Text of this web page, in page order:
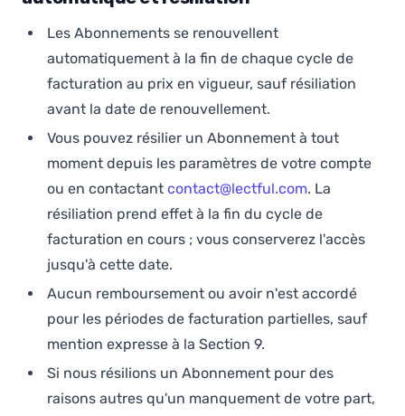
Les Abonnements se renouvellent
automatiquement à la fin de chaque cycle de
facturation au prix en vigueur, sauf résiliation
avant la date de renouvellement.
Vous pouvez résilier un Abonnement à tout
moment depuis les paramètres de votre compte
ou en contactant contact@lectful.com. La
résiliation prend effet à la fin du cycle de
facturation en cours ; vous conserverez l'accès
jusqu'à cette date.
Aucun remboursement ou avoir n'est accordé
pour les périodes de facturation partielles, sauf
mention expresse à la Section 9.
Si nous résilions un Abonnement pour des
raisons autres qu'un manquement de votre part,